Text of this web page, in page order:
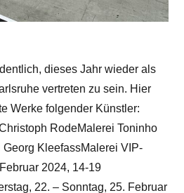
dieses Jahr wieder als
vertreten zu sein. Hier
Werke folgender Künstler:
RodeMalerei Toninho
KleefassMalerei VIP-
2024, 14-19
22. – Sonntag, 25. Februar